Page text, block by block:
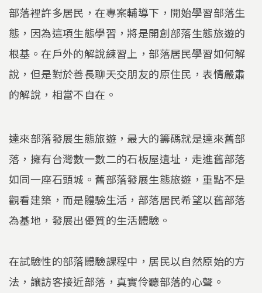
部落裡許多居民，在專案輔導下，開始學習部落生
態，因為這項生態學習，將是開創部落生態旅遊的
根基。在戶外的解說練習上，部落居民學習如何解
說，但是對於善長聊天交朋友的原住民，表情嚴肅
的解說，相當不自在。
達來部落發展生態旅遊，最大的籌碼就是達來舊部
落，擁有台灣數一數二的石板屋遺址，走進舊部落
如同一座石頭城。舊部落發展生態旅遊，重點不是
觀看建築，而是體驗生活，部落居民希望以舊部落
為基地，發展出優質的生活體驗。
在試驗性的部落體驗課程中，居民以自然原始的方
法，讓訪客接近部落，真實伶聽部落的心聲。